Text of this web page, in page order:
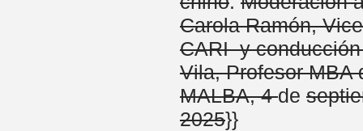
Carola Ramón,
CARI y
Vila, Profesor MBA
MALBA, 4de
2025}}